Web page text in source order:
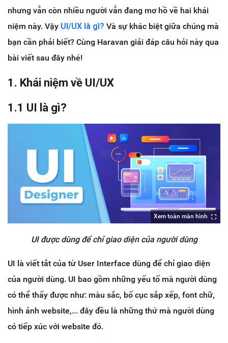
nhưng vẫn còn nhiều người vẫn đang mơ hồ về hai khái
niệm này. Vậy UI/UX là gì? Và sự khác biệt giữa chúng mà
bạn cần phải biết? Cùng Haravan giải đáp câu hỏi này qua
bài viết sau đây nhé!
1. Khái niệm về UI/UX
1.1 UI là gì?
Xem toàn màn hình
UI được dùng để chỉ giao diện của người dùng
UI là viết tắt của từ User Interface dùng để chỉ giao diện
của người dùng. UI bao gồm những yếu tố mà người dùng
có thể thấy được như: màu sắc, bố cục sắp xếp, font chữ,
hình ảnh website,... đây đều là những thứ mà người dùng
có tiếp xúc với website đó.